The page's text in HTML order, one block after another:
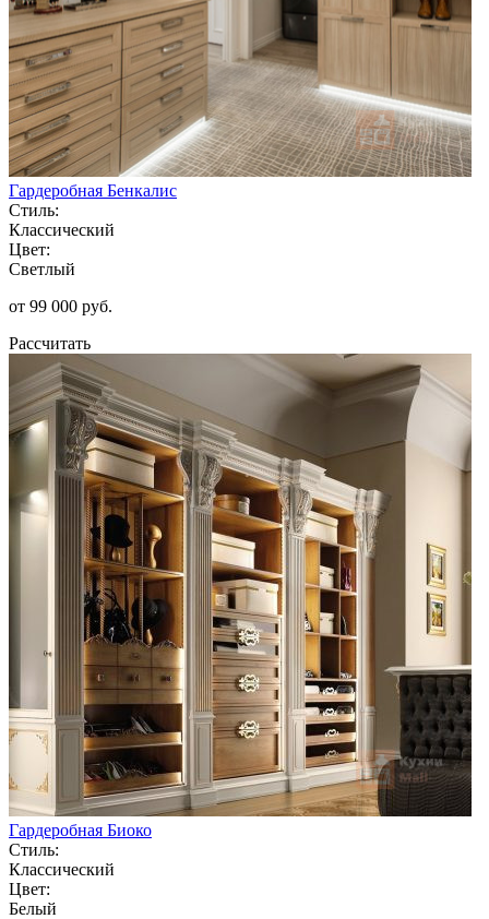
Гардеробная Бенкалис
Стиль:
Классический
Цвет:
Светлый
от 99 000 руб.
Рассчитать
Гардеробная Биоко
Стиль:
Классический
Цвет:
Белый